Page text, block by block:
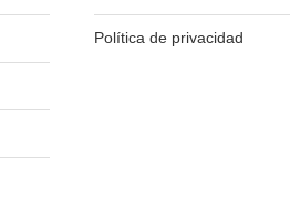
Política de privacidad